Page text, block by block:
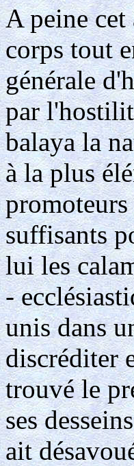
A peine
corps tout
générale
par
balaya la
à la plus
suffisants
lui les
-
unis dans
discréditer
trouvé le
ses
ait